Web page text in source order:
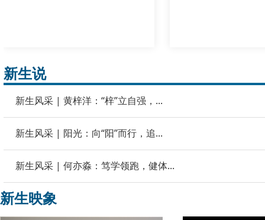
新生说
新生风采 | 黄梓洋：“梓”立自强，...
新生风采 | 阳光：向“阳”而行，追...
新生风采 | 何亦淼：笃学领跑，健体...
新生映象